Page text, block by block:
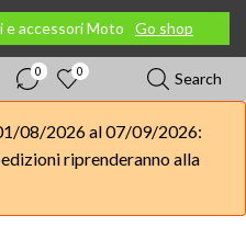
e accessori Moto Go shop
0 0 Search
08/2026 al 07/09/2026:
riprenderanno alla